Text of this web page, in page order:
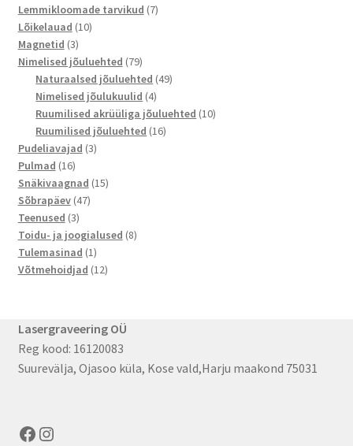
toodet
Lemmikloomade tarvikud 77
Lõikelauad 1010
Magnetid 33
toodet
Nimelised jõuluehted 7979
toodet
Naturaalsed jõuluehted 4949
Nimelised jõulukuulid 44
toodet
Ruumilised akrüüliga jõuluehted 1010
Ruumilised jõuluehted 1616
Pudeliavajad 33
Pulmad 1616
toodet
Snäkivaagnad 1515
Sõbrapäev 4747
Teenused 33
toodet
Toidu- ja joogialused 88
Tulemasinad 11
toode
Võtmehoidjad 1212
Lasergraveering OÜ
Reg kood: 16120083
Suurevälja, Ojasoo küla, Kose vald,Harju maakond 75031
Facebook
Instagram